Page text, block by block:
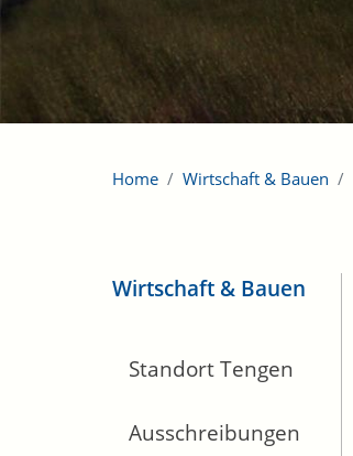
Home Wirtschaft & Bauen
Wirtschaft & Bauen
Standort Tengen
Ausschreibungen